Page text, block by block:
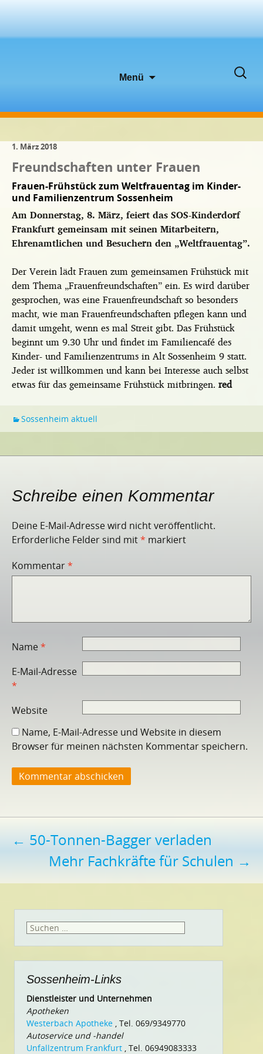
Menü
Suchen
1. März 2018
Freundschaften unter Frauen
Frauen-Frühstück zum Weltfrauentag im Kinder-
und Familienzentrum Sossenheim
Am Donnerstag, 8. März, feiert das SOS-Kinderdorf
Frankfurt gemeinsam mit seinen Mitarbeitern,
Ehrenamtlichen und Besuchern den „Weltfrauentag”.
Der Verein lädt Frauen zum gemeinsamen Frühstück mit
dem Thema „Frauenfreundschaften” ein. Es wird darüber
gesprochen, was eine Frauenfreundschaft so besonders
macht, wie man Frauenfreundschaften pflegen kann und
damit umgeht, wenn es mal Streit gibt. Das Frühstück
beginnt um 9.30 Uhr und findet im Familiencafé des
Kinder- und Familienzentrums in Alt Sossenheim 9 statt.
Jeder ist willkommen und kann bei Interesse auch selbst
etwas für das gemeinsame Frühstück mitbringen. red
Sossenheim aktuell
Schreibe einen Kommentar
Deine E-Mail-Adresse wird nicht veröffentlicht.
Erforderliche Felder sind mit* markiert
Kommentar*
Name*
E-Mail-Adresse
*
Website
Name, E-Mail-Adresse und Website in diesem
Browser für meinen nächsten Kommentar speichern.
Beitragsnavigation
← 50-Tonnen-Bagger verladen
Mehr Fachkräfte für Schulen →
Suchen
Sossenheim-Links
Dienstleister und Unternehmen
Apotheken
Westerbach Apotheke , Tel. 069/9349770
Autoservice und -handel
Unfallzentrum Frankfurt , Tel. 06949083333